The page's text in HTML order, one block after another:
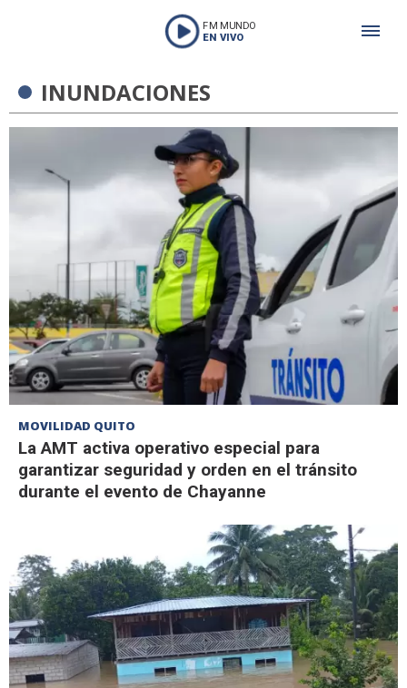
FM MUNDO
EN VIVO
INUNDACIONES
MOVILIDAD QUITO
La AMT activa operativo especial para
garantizar seguridad y orden en el tránsito
durante el evento de Chayanne